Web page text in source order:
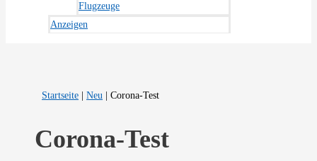
Flugzeuge
Anzeigen
Startseite |Neu |Corona-Test
Corona-Test